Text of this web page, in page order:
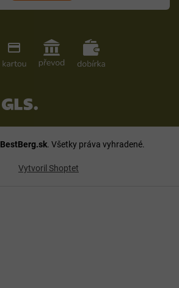
Vytvoril Shoptet
BestBerg.sk. Všetky práva vyhradené.